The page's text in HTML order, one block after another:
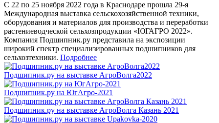
С 22 по 25 ноября 2022 года в Краснодаре прошла 29-я
Международная выставка сельскохозяйственной техники,
оборудования и материалов для производства и переработки
растениеводческой сельхозпродукции «ЮГАГРО 2022».
Компания Подшипник.ру представила на экспозиции
широкий спектр специализированных подшипников для
сельхозтехники. Подробнее
Подшипник.ру на выставке АгроВолга2022
Подшипник.ру на ЮгАгро-2021
Подшипник.ру на выставке АгроВолга Казань 2021